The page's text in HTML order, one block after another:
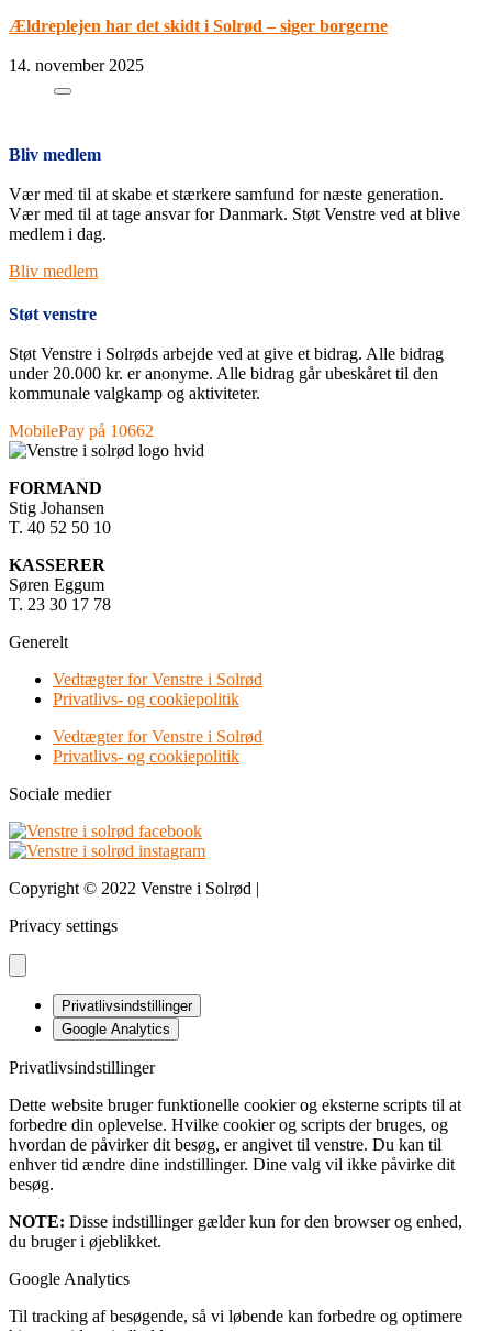
Ældreplejen har det skidt i Solrød – siger borgerne
14. november 2025
Bliv medlem
Vær med til at skabe et stærkere samfund for næste generation.
Vær med til at tage ansvar for Danmark. Støt Venstre ved at blive
medlem i dag.
Bliv medlem
Støt venstre
Støt Venstre i Solrøds arbejde ved at give et bidrag. Alle bidrag
under 20.000 kr. er anonyme. Alle bidrag går ubeskåret til den
kommunale valgkamp og aktiviteter.
MobilePay på 10662
FORMAND
Stig Johansen
T. 40 52 50 10
KASSERER
Søren Eggum
T. 23 30 17 78
Generelt
Vedtægter for Venstre i Solrød
Privatlivs- og cookiepolitik
Vedtægter for Venstre i Solrød
Privatlivs- og cookiepolitik
Sociale medier
Copyright © 2022 Venstre i Solrød |
Privacy settings
Privatlivsindstillinger
Google Analytics
Privatlivsindstillinger
Dette website bruger funktionelle cookier og eksterne scripts til at
forbedre din oplevelse. Hvilke cookier og scripts der bruges, og
hvordan de påvirker dit besøg, er angivet til venstre. Du kan til
enhver tid ændre dine indstillinger. Dine valg vil ikke påvirke dit
besøg.
NOTE: Disse indstillinger gælder kun for den browser og enhed,
du bruger i øjeblikket.
Google Analytics
Til tracking af besøgende, så vi løbende kan forbedre og optimere